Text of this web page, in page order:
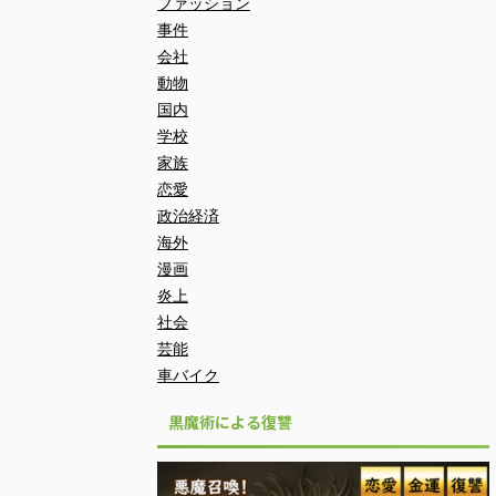
事件
会社
動物
国内
学校
家族
恋愛
政治経済
海外
漫画
炎上
社会
芸能
車バイク
黒魔術による復讐